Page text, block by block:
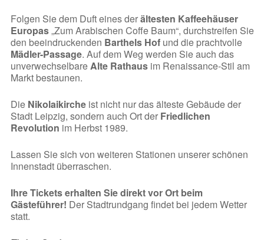
Folgen Sie dem Duft eines derältesten Kaffeehäuser
Europas„Zum Arabischen Coffe Baum“, durchstreifen Sie
den beeindruckenden Barthels Hofund die prachtvolle
Mädler-Passage. Auf dem Weg werden Sie auch das
unverwechselbareAlte Rathausim Renaissance-Stil am
Markt bestaunen.
Die Nikolaikircheist nicht nur das älteste Gebäude der
Stadt Leipzig, sondern auch Ort der Friedlichen
Revolution im Herbst 1989.
Lassen Sie sich von weiteren Stationen unserer schönen
Innenstadt überraschen.
Ihre Tickets erhalten Sie direkt vor Ort beim
Gästeführer! Der Stadtrundgang findet bei jedem Wetter
statt.